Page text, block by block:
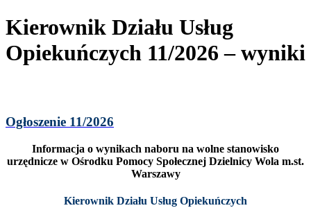
Kierownik Działu Usług
Opiekuńczych 11/2026 – wyniki
Ogłoszenie 11/2026
Informacja o wynikach naboru na wolne stanowisko
urzędnicze w Ośrodku Pomocy Społecznej Dzielnicy Wola m.st.
Warszawy
Kierownik Działu Usług Opiekuńczych